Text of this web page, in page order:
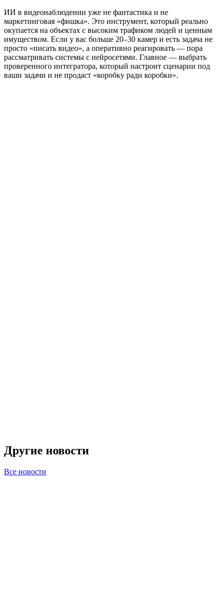
ИИ в видеонаблюдении уже не фантастика и не
маркетинговая «фишка». Это инструмент, который реально
окупается на объектах с высоким трафиком людей и ценным
имуществом. Если у вас больше 20–30 камер и есть задача не
просто «писать видео», а оперативно реагировать — пора
рассматривать системы с нейросетями. Главное — выбрать
проверенного интегратора, который настроит сценарии под
ваши задачи и не продаст «коробку ради коробки».
Другие новости
Все новости